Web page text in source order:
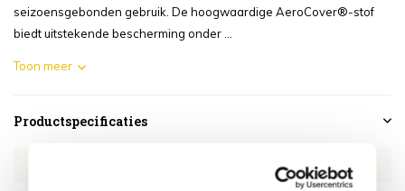
seizoensgebonden gebruik. De hoogwaardige AeroCover®-stof
biedt uitstekende bescherming onder ...
Toon meer
Productspecificaties